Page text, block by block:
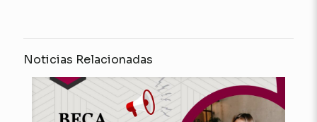
Noticias Relacionadas